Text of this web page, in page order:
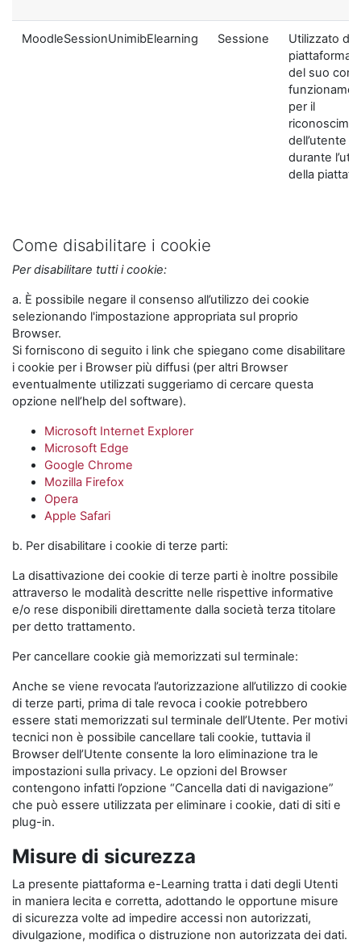
MoodleSessionUnimibElearning Sessione
Utilizzato
piattaforma
del suo
per il
dell’utente
durante
della
Come disabilitare i cookie
Per disabilitare tutti i cookie:
a. È possibile negare il consenso all’utilizzo dei cookie
selezionando l'impostazione appropriata sul proprio
Browser.
Si forniscono di seguito i link che spiegano come disabilitare
i cookie per i Browser più diffusi (per altri Browser
eventualmente utilizzati suggeriamo di cercare questa
opzione nell’help del software).
Microsoft Internet Explorer
Microsoft Edge
Google Chrome
Mozilla Firefox
Opera
Apple Safari
b. Per disabilitare i cookie di terze parti:
La disattivazione dei cookie di terze parti è inoltre possibile
attraverso le modalità descritte nelle rispettive informative
e/o rese disponibili direttamente dalla società terza titolare
per detto trattamento.
Per cancellare cookie già memorizzati sul terminale:
Anche se viene revocata l’autorizzazione all’utilizzo di cookie
di terze parti, prima di tale revoca i cookie potrebbero
essere stati memorizzati sul terminale dell’Utente. Per motivi
tecnici non è possibile cancellare tali cookie, tuttavia il
Browser dell’Utente consente la loro eliminazione tra le
impostazioni sulla privacy. Le opzioni del Browser
contengono infatti l’opzione “Cancella dati di navigazione”
che può essere utilizzata per eliminare i cookie, dati di siti e
plug-in.
Misure di sicurezza
La presente piattaforma e-Learning tratta i dati degli Utenti
in maniera lecita e corretta, adottando le opportune misure
di sicurezza volte ad impedire accessi non autorizzati,
divulgazione, modifica o distruzione non autorizzata dei dati.